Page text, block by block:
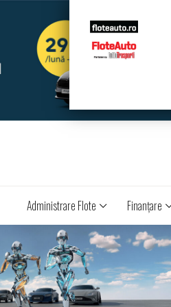
Administrare Flote Finanţare